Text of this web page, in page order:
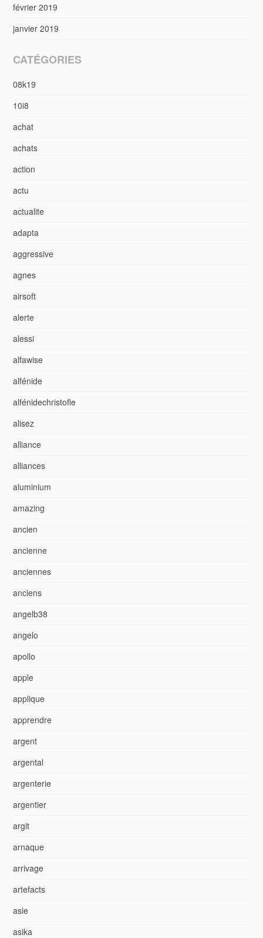
février 2019
janvier 2019
CATÉGORIES
08k19
10i8
achat
achats
action
actu
actualite
adapta
aggressive
agnes
airsoft
alerte
alessi
alfawise
alfénide
alfénidechristofle
alisez
alliance
alliances
aluminium
amazing
ancien
ancienne
anciennes
anciens
angelb38
angelo
apollo
apple
applique
apprendre
argent
argental
argenterie
argentier
argit
arnaque
arrivage
artefacts
asie
asika